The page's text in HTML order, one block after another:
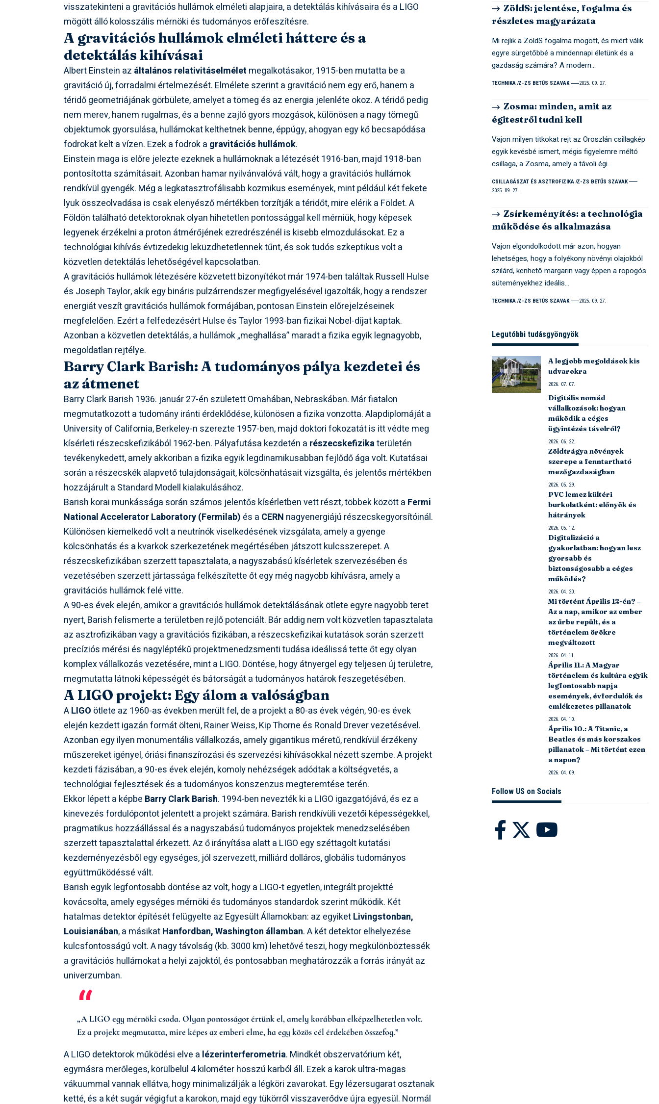
visszatekinteni a gravitációs hullámok elméleti alapjaira, a detektálás kihívásaira és a LIGO
mögött álló kolosszális mérnöki és tudományos erőfeszítésre.
A gravitációs hullámok elméleti háttere és a
detektálás kihívásai
Albert Einstein az általános relativitáselmélet megalkotásakor, 1915-ben mutatta be a
gravitáció új, forradalmi értelmezését. Elmélete szerint a gravitáció nem egy erő, hanem a
téridő geometriájának görbülete, amelyet a tömeg és az energia jelenléte okoz. A téridő pedig
nem merev, hanem rugalmas, és a benne zajló gyors mozgások, különösen a nagy tömegű
objektumok gyorsulása, hullámokat kelthetnek benne, éppúgy, ahogyan egy kő becsapódása
fodrokat kelt a vízen. Ezek a fodrok a gravitációs hullámok.
Einstein maga is előre jelezte ezeknek a hullámoknak a létezését 1916-ban, majd 1918-ban
pontosította számításait. Azonban hamar nyilvánvalóvá vált, hogy a gravitációs hullámok
rendkívül gyengék. Még a legkatasztrofálisabb kozmikus események, mint például két fekete
lyuk összeolvadása is csak elenyésző mértékben torzítják a téridőt, mire elérik a Földet. A
Földön található detektoroknak olyan hihetetlen pontossággal kell mérniük, hogy képesek
legyenek érzékelni a proton átmérőjének ezredrészénél is kisebb elmozdulásokat. Ez a
technológiai kihívás évtizedekig leküzdhetetlennek tűnt, és sok tudós szkeptikus volt a
közvetlen detektálás lehetőségével kapcsolatban.
A gravitációs hullámok létezésére közvetett bizonyítékot már 1974-ben találtak Russell Hulse
és Joseph Taylor, akik egy bináris pulzárrendszer megfigyelésével igazolták, hogy a rendszer
energiát veszít gravitációs hullámok formájában, pontosan Einstein előrejelzéseinek
megfelelően. Ezért a felfedezésért Hulse és Taylor 1993-ban fizikai Nobel-díjat kaptak.
Azonban a közvetlen detektálás, a hullámok „meghallása” maradt a fizika egyik legnagyobb,
megoldatlan rejtélye.
Barry Clark Barish: A tudományos pálya kezdetei és
az átmenet
Barry Clark Barish 1936. január 27-én született Omahában, Nebraskában. Már fiatalon
megmutatkozott a tudomány iránti érdeklődése, különösen a fizika vonzotta. Alapdiplomáját a
University of California, Berkeley-n szerezte 1957-ben, majd doktori fokozatát is itt védte meg
kísérleti részecskefizikából 1962-ben. Pályafutása kezdetén a részecskefizikaterületén
tevékenykedett, amely akkoriban a fizika egyik legdinamikusabban fejlődő ága volt. Kutatásai
során a részecskék alapvető tulajdonságait, kölcsönhatásait vizsgálta, és jelentős mértékben
hozzájárult a Standard Modell kialakulásához.
Barish korai munkássága során számos jelentős kísérletben vett részt, többek között a Fermi
National Accelerator Laboratory (Fermilab) és a CERN nagyenergiájú részecskegyorsítóinál.
Különösen kiemelkedő volt a neutrínók viselkedésének vizsgálata, amely a gyenge
kölcsönhatás és a kvarkok szerkezetének megértésében játszott kulcsszerepet. A
részecskefizikában szerzett tapasztalata, a nagyszabású kísérletek szervezésében és
vezetésében szerzett jártassága felkészítette őt egy még nagyobb kihívásra, amely a
gravitációs hullámok felé vitte.
A 90-es évek elején, amikor a gravitációs hullámok detektálásának ötlete egyre nagyobb teret
nyert, Barish felismerte a területben rejlő potenciált. Bár addig nem volt közvetlen tapasztalata
az asztrofizikában vagy a gravitációs fizikában, a részecskefizikai kutatások során szerzett
precíziós mérési és nagyléptékű projektmenedzsmenti tudása ideálissá tette őt egy olyan
komplex vállalkozás vezetésére, mint a LIGO. Döntése, hogy átnyergel egy teljesen új területre,
megmutatta látnoki képességét és bátorságát a tudományos határok feszegetésében.
A LIGO projekt: Egy álom a valóságban
ALIGO ötlete az 1960-as években merült fel, de a projekt a 80-as évek végén, 90-es évek
elején kezdett igazán formát ölteni, Rainer Weiss, Kip Thorne és Ronald Drever vezetésével.
Azonban egy ilyen monumentális vállalkozás, amely gigantikus méretű, rendkívül érzékeny
műszereket igényel, óriási finanszírozási és szervezési kihívásokkal nézett szembe. A projekt
kezdeti fázisában, a 90-es évek elején, komoly nehézségek adódtak a költségvetés, a
technológiai fejlesztések és a tudományos konszenzus megteremtése terén.
Ekkor lépett a képbe Barry Clark Barish. 1994-ben nevezték ki a LIGO igazgatójává, és ez a
kinevezés fordulópontot jelentett a projekt számára. Barish rendkívüli vezetői képességekkel,
pragmatikus hozzáállással és a nagyszabású tudományos projektek menedzselésében
szerzett tapasztalattal érkezett. Az ő irányítása alatt a LIGO egy széttagolt kutatási
kezdeményezésből egy egységes, jól szervezett, milliárd dolláros, globális tudományos
együttműködéssé vált.
Barish egyik legfontosabb döntése az volt, hogy a LIGO-t egyetlen, integrált projektté
kovácsolta, amely egységes mérnöki és tudományos standardok szerint működik. Két
hatalmas detektor építését felügyelte az Egyesült Államokban: az egyiketLivingstonban,
Louisianában, a másikatHanfordban, Washington államban. A két detektor elhelyezése
kulcsfontosságú volt. A nagy távolság (kb. 3000 km) lehetővé teszi, hogy megkülönböztessék
a gravitációs hullámokat a helyi zajoktól, és pontosabban meghatározzák a forrás irányát az
univerzumban.
„A LIGO egy mérnöki csoda. Olyan pontosságot értünk el, amely korábban elképzelhetetlen volt.
Ez a projekt megmutatta, mire képes az emberi elme, ha egy közös cél érdekében összefog.”
A LIGO detektorok működési elve a lézerinterferometria. Mindkét obszervatórium két,
egymásra merőleges, körülbelül 4 kilométer hosszú karból áll. Ezek a karok ultra-magas
vákuummal vannak ellátva, hogy minimalizálják a légköri zavarokat. Egy lézersugarat osztanak
ketté, és a két sugár végigfut a karokon, majd egy tükörről visszaverődve újra egyesül. Normál
ZöldS: jelentése, fogalma és
részletes magyarázata
Mi rejlik a ZöldS fogalma mögött, és miért válik
egyre sürgetőbbé a mindennapi életünk és a
gazdaság számára? A modern…
TECHNIKA Z-ZS BETŰS SZAVAK 2025. 09. 27.
Zosma: minden, amit az
égitestről tudni kell
Vajon milyen titkokat rejt az Oroszlán csillagkép
egyik kevésbé ismert, mégis figyelemre méltó
csillaga, a Zosma, amely a távoli égi…
CSILLAGÁSZAT ÉS ASZTROFIZIKA Z-ZS BETŰS SZAVAK
2025. 09. 27.
Zsírkeményítés: a technológia
működése és alkalmazása
Vajon elgondolkodott már azon, hogyan
lehetséges, hogy a folyékony növényi olajokból
szilárd, kenhető margarin vagy éppen a ropogós
süteményekhez ideális…
TECHNIKA Z-ZS BETŰS SZAVAK 2025. 09. 27.
Legutóbbi tudásgyöngyök
A legjobb megoldások kis
udvarokra
2026. 07. 07.
Digitális nomád
vállalkozások: hogyan
működik a céges
ügyintézés távolról?
2026. 06. 22.
Zöldtrágya növények
szerepe a fenntartható
mezőgazdaságban
2026. 05. 29.
PVC lemez kültéri
burkolatként: előnyök és
hátrányok
2026. 05. 12.
Digitalizáció a
gyakorlatban: hogyan lesz
gyorsabb és
biztonságosabb a céges
működés?
2026. 04. 20.
Mi történt Április 12-én? –
Az a nap, amikor az ember
az űrbe repült, és a
történelem örökre
megváltozott
2026. 04. 11.
Április 11.: A Magyar
történelem és kultúra egyik
legfontosabb napja
események, évfordulók és
emlékezetes pillanatok
2026. 04. 10.
Április 10.: A Titanic, a
Beatles és más korszakos
pillanatok – Mi történt ezen
a napon?
2026. 04. 09.
Follow US on Socials